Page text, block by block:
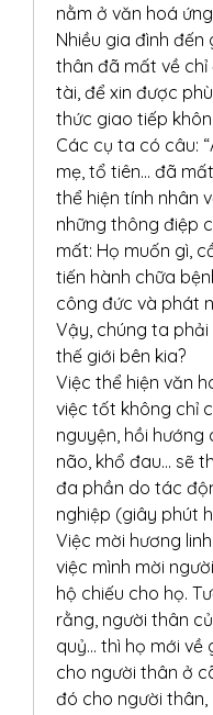
nằm ở văn hoá
Nhiều gia đình đến
thân đã mất về chỉ
tài, để xin được
thức giao tiếp
Các cụ ta có câu:
mẹ, tổ tiên… đã
thể hiện tính nhân
những thông điệp
mất: Họ muốn gì,
tiến hành chữa
công đức và phát
Vậy, chúng ta
thế giới bên kia?
Việc thể hiện văn
việc tốt không chỉ
nguyện, hồi hướng
não, khổ đau… sẽ
đa phần do tác
nghiệp (giây phút
Việc mời hương
việc mình mời
hộ chiếu cho họ.
rằng, người thân
quỷ… thì họ mới về
cho người thân ở
đó cho người